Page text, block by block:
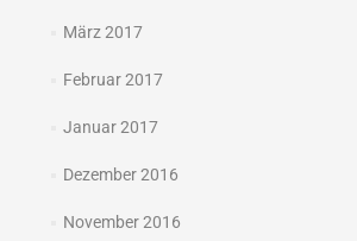
März 2017
Februar 2017
Januar 2017
Dezember 2016
November 2016